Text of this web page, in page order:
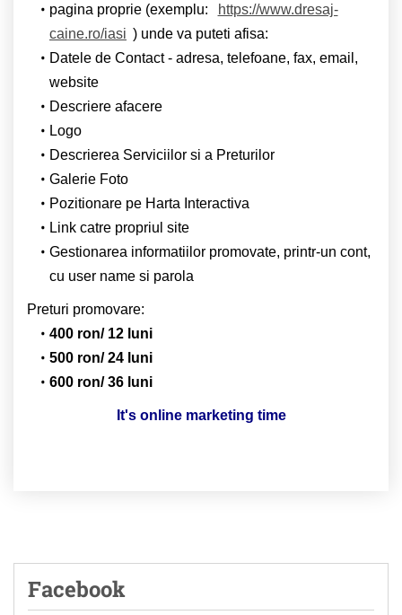
pagina proprie (exemplu:
https://www.dresaj-
caine.ro/iasi ) unde va puteti afisa:
Datele de Contact - adresa, telefoane, fax, email,
website
Descriere afacere
Logo
Descrierea Serviciilor si a Preturilor
Galerie Foto
Pozitionare pe Harta Interactiva
Link catre propriul site
Gestionarea informatiilor promovate, printr-un cont,
cu user name si parola
Preturi promovare:
400 ron/ 12 luni
500 ron/ 24 luni
600 ron/ 36 luni
It's online marketing time
Facebook